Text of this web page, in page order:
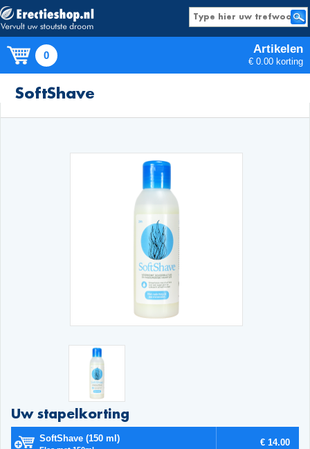
0 Artikelen
€ 0.00 korting
SoftShave
Uw stapelkorting
SoftShave (150 ml) € 14.00